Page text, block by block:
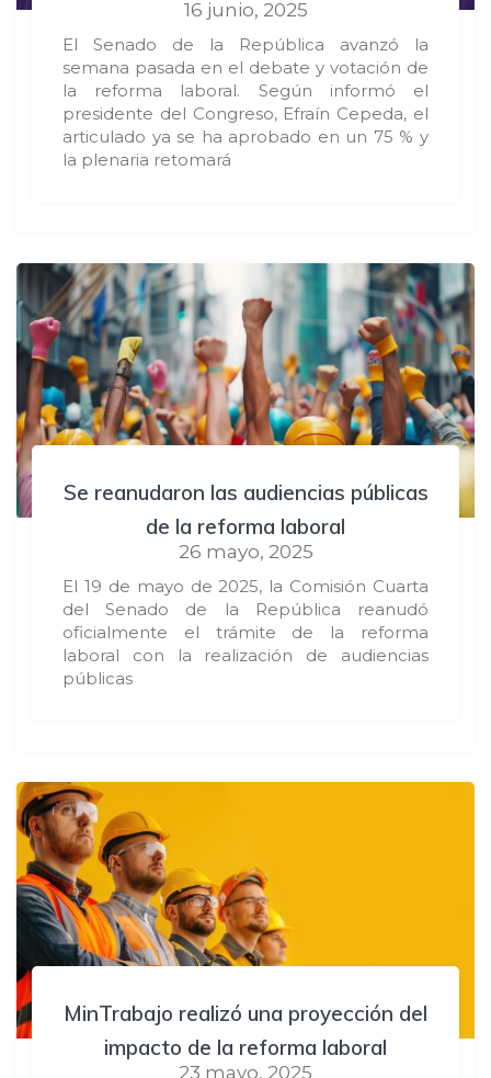
16 junio, 2025
El Senado de la República avanzó la
semana pasada en el debate y votación de
la reforma laboral. Según informó el
presidente del Congreso, Efraín Cepeda, el
articulado ya se ha aprobado en un 75 % y
la plenaria retomará
Se reanudaron las audiencias públicas
de la reforma laboral
26 mayo, 2025
El 19 de mayo de 2025, la Comisión Cuarta
del Senado de la República reanudó
oficialmente el trámite de la reforma
laboral con la realización de audiencias
públicas
MinTrabajo realizó una proyección del
impacto de la reforma laboral
23 mayo, 2025